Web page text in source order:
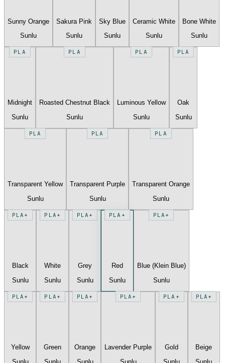
Sunny Orange
Sunlu
Sakura Pink
Sunlu
Sky Blue
Sunlu
Ceramic White
Sunlu
Bone White
Sunlu
PLA
Midnight
Sunlu
PLA
Roasted Chestnut Black
Sunlu
PLA
Luminous Yellow
Sunlu
PLA
Oak
Sunlu
PLA
Transparent Yellow
Sunlu
PLA
Transparent Purple
Sunlu
PLA
Transparent Orange
Sunlu
PLA+
Black
Sunlu
PLA+
White
Sunlu
PLA+
Grey
Sunlu
PLA+
Red
Sunlu
PLA+
Blue (Klein Blue)
Sunlu
PLA+
Yellow
PLA+
Green
PLA+
Orange
PLA+
Lavender Purple
PLA+
Gold
PLA+
Beige